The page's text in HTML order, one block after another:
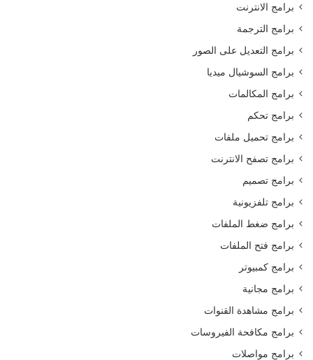
برامج الانترنت
برامج الترجمة
برامج التعديل على الصور
برامج السوشيال ميديا
برامج المكالمات
برامج تحكم
برامج تحميل ملفات
برامج تصفح الانترنت
برامج تصميم
برامج تلفزيونية
برامج ضغط الملفات
برامج فتح الملفات
برامج كمبيوتر
برامج مجانية
برامج مشاهدة القنوات
برامج مكافحة الفيروسات
برامج مواصلات